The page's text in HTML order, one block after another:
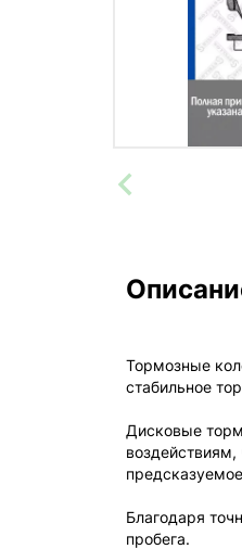
Тормозные
стабильное
Дисковые
воздействиям,
Благодаря
пробега.